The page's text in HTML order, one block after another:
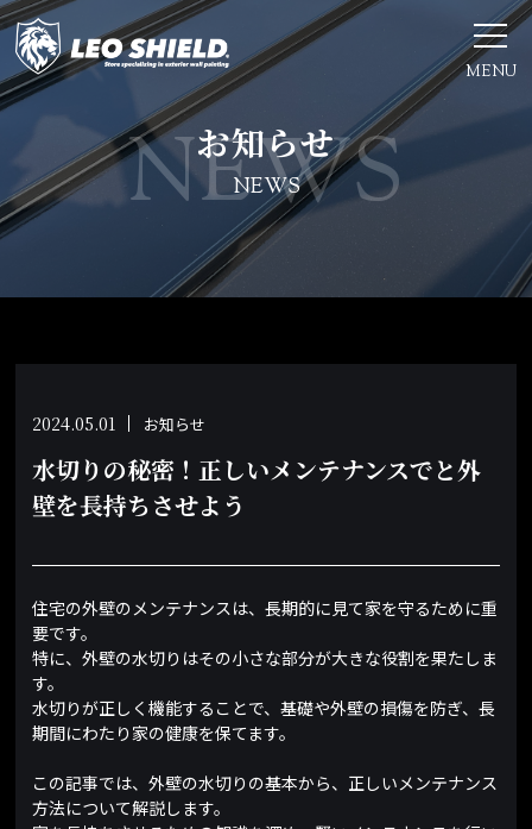
MENU
お知らせ
NEWS
2024.05.01 お知らせ
水切りの秘密！正しいメンテナンスでと外
壁を長持ちさせよう
住宅の外壁のメンテナンスは、長期的に見て家を守るために重
要です。
特に、外壁の水切りはその小さな部分が大きな役割を果たしま
す。
水切りが正しく機能することで、基礎や外壁の損傷を防ぎ、長
期間にわたり家の健康を保てます。
この記事では、外壁の水切りの基本から、正しいメンテナンス
方法について解説します。